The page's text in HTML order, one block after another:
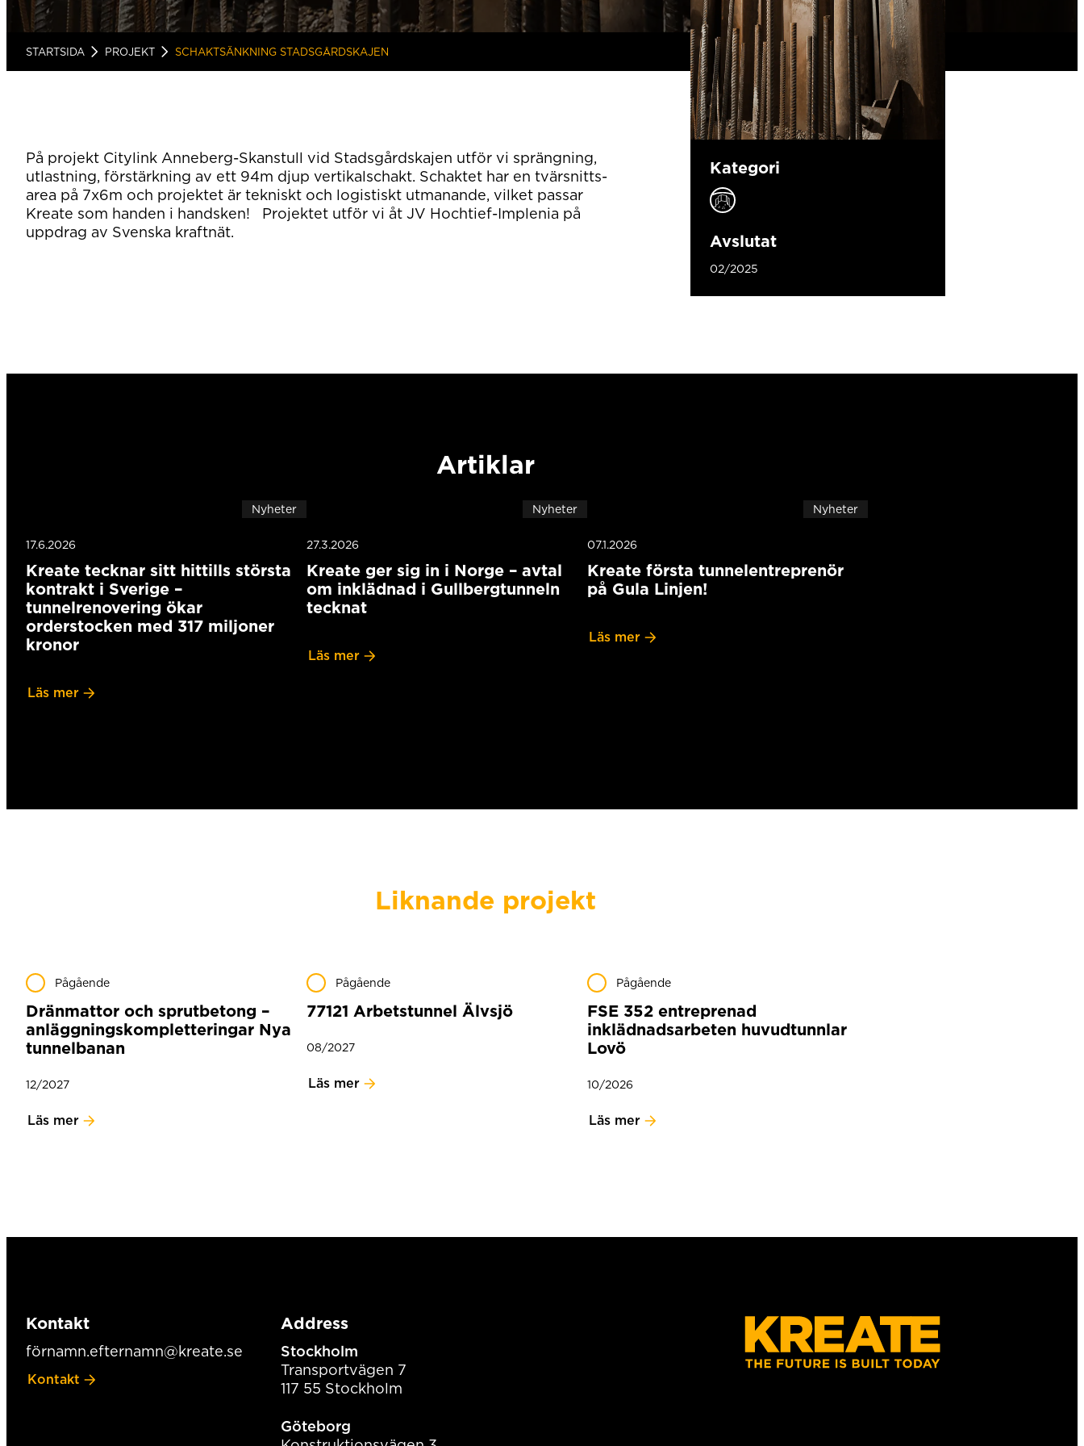
STARTSIDA PROJEKT SCHAKTSÄNKNING STADSGÅRDSKAJEN
På projekt Citylink Anneberg-Skanstull vid Stadsgårdskajen utför vi sprängning,
utlastning, förstärkning av ett 94m djup vertikalschakt. Schaktet har en tvärsnitts-
area på 7x6m och projektet är tekniskt och logistiskt utmanande, vilket passar
Kreate som handen i handsken! Projektet utför vi åt JV Hochtief-Implenia på
uppdrag av Svenska kraftnät.
Kategori
Avslutat
02/2025
Artiklar
Nyheter
17.6.2026
Kreate tecknar sitt hittills största
kontrakt i Sverige –
tunnelrenovering ökar
orderstocken med 317 miljoner
kronor
Läs mer
Nyheter
27.3.2026
Kreate ger sig in i Norge – avtal
om inklädnad i Gullbergtunneln
tecknat
Läs mer
Nyheter
07.1.2026
Kreate första tunnelentreprenör
på Gula Linjen!
Läs mer
Liknande projekt
Pågående
Dränmattor och sprutbetong –
anläggningskompletteringar Nya
tunnelbanan
12/2027
Läs mer
Pågående
77121 Arbetstunnel Älvsjö
08/2027
Läs mer
Pågående
FSE 352 entreprenad
inklädnadsarbeten huvudtunnlar
Lovö
10/2026
Läs mer
Kontakt
förnamn.efternamn@kreate.se
Kontakt
Address
Stockholm
Transportvägen 7
117 55 Stockholm
Göteborg